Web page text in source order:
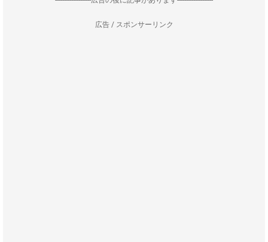
広告 / スポンサーリンク